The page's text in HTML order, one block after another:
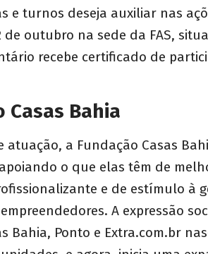
e turnos deseja auxiliar nas
outubro na sede da FAS,
recebe certificado de
Casas Bahia
atuação, a Fundação Casas
o que elas têm de
e de estímulo à
A expressão
Bahia, Ponto e Extra.com.br